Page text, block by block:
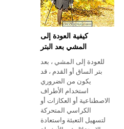
كيفية العودة إلى
المشي بعد البتر
للعودة إلى المشي ، بعد
بتر الساق أو القدم ، قد
يكون من الضروري
استخدام الأطراف
الاصطناعية أو العكازات أو
الكراسي المتحركة
لتسهيل التعبئة واستعادة